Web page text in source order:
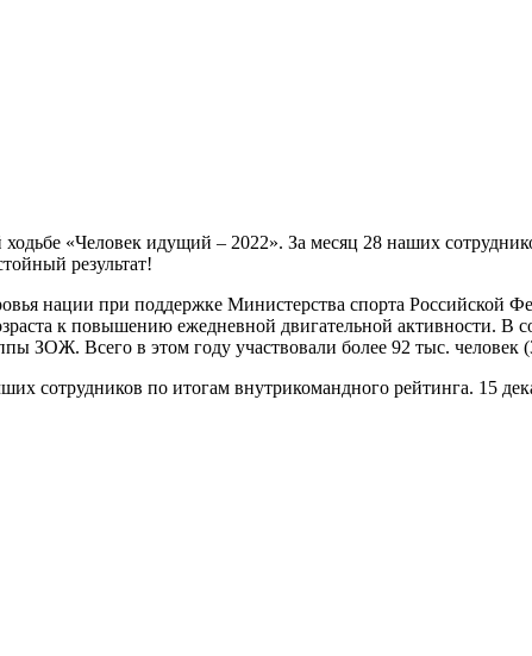
«Человек идущий – 2022». За месяц 28 наших
результат!
нации при поддержке Министерства спорта Российской
к повышению ежедневной двигательной активности. В
ЗОЖ. Всего в этом году участвовали более 92 тыс. человек
по итогам внутрикомандного рейтинга. 15